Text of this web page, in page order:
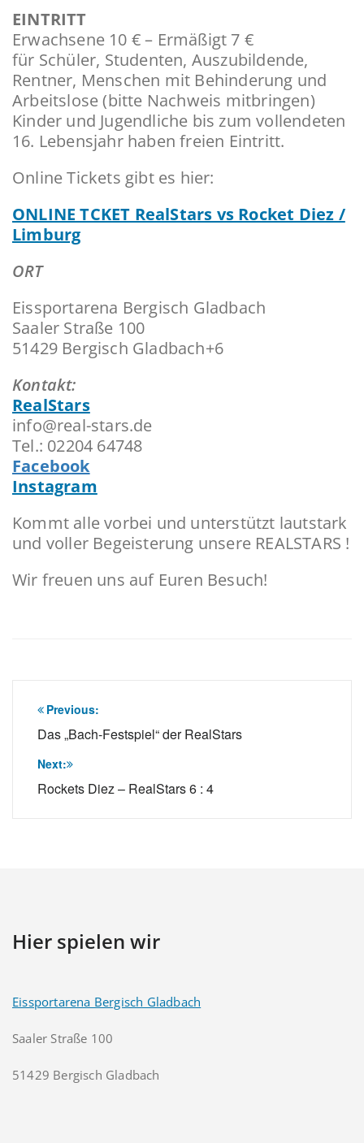
EINTRITT
Erwachsene 10 € – Ermäßigt 7 €
für Schüler, Studenten, Auszubildende,
Rentner, Menschen mit Behinderung und
Arbeitslose (bitte Nachweis mitbringen)
Kinder und Jugendliche bis zum vollendeten
16. Lebensjahr haben freien Eintritt.
Online Tickets gibt es hier:
ONLINE TCKET RealStars vs Rocket Diez /
Limburg
ORT
Eissportarena Bergisch Gladbach
Saaler Straße 100
51429 Bergisch Gladbach+6
Kontakt:
RealStars
info@real-stars.de
Tel.: 02204 64748
Facebook
Instagram
Kommt alle vorbei und unterstützt lautstark
und voller Begeisterung unsere REALSTARS !
Wir freuen uns auf Euren Besuch!
Beitragsnavigation
Previous:
Das „Bach-Festspiel“ der RealStars
Next:
Rockets Diez – RealStars 6 : 4
Hier spielen wir
Eissportarena Bergisch Gladbach
Saaler Straße 100
51429 Bergisch Gladbach